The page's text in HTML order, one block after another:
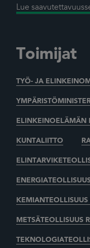
Lue
Toimijat
TYÖ- JA
ELINKEINOELÄMÄN
KUNTALIITTO
KEMIANTEOLLISUUS
METSÄTEOLLISUUS